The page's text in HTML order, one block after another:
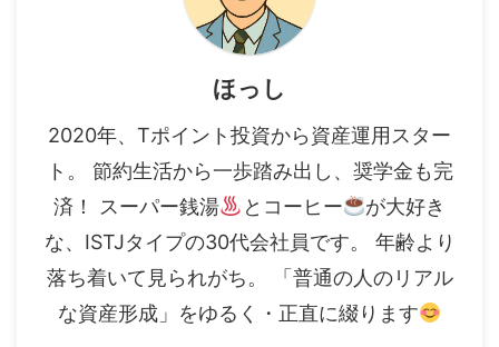
ほっし
2020年、Tポイント投資から資産運用スター
ト。 節約生活から一歩踏み出し、奨学金も完
済！ スーパー銭湯
とコーヒー
が大好き
な、ISTJタイプの30代会社員です。 年齢より
落ち着いて見られがち。 「普通の人のリアル
な資産形成」をゆるく・正直に綴ります